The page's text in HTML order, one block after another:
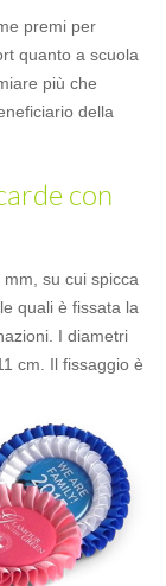
premi per
quanto a scuola
più che
della
con
su cui spicca
quali è fissata la
I diametri
cm. Il fissaggio è